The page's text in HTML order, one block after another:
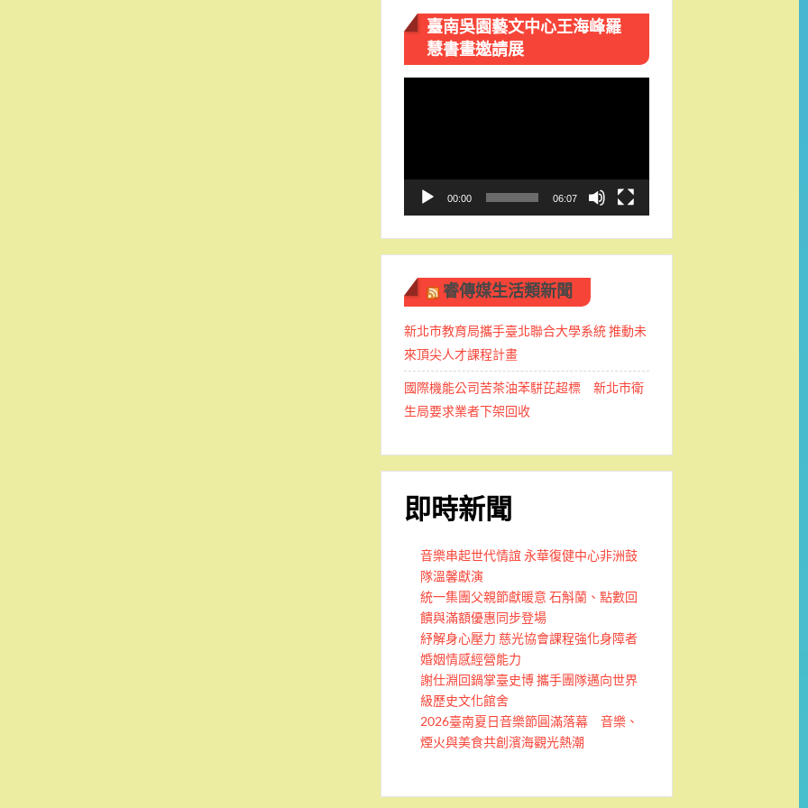
臺南吳園藝文中心王海峰羅
慧書畫邀請展
00:00 06:07
睿傳媒生活類新聞
新北市教育局攜手臺北聯合大學系統 推動未
來頂尖人才課程計畫
國際機能公司苦茶油苯駢芘超標 新北市衛
生局要求業者下架回收
即時新聞
音樂串起世代情誼 永華復健中心非洲鼓
隊溫馨獻演
統一集團父親節獻暖意 石斛蘭、點數回
饋與滿額優惠同步登場
紓解身心壓力 慈光協會課程強化身障者
婚姻情感經營能力
謝仕淵回鍋掌臺史博 攜手團隊邁向世界
級歷史文化館舍
2026臺南夏日音樂節圓滿落幕 音樂、
煙火與美食共創濱海觀光熱潮